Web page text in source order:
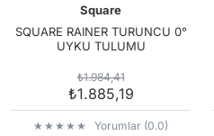
Square
SQUARE RAINER TURUNCU 0°
UYKU TULUMU
₺1.984,41
₺1.885,19
Yorumlar (0.0)